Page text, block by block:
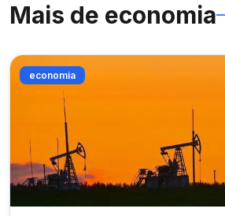
Mais de economia
economia